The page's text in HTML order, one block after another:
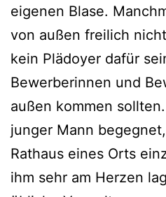
eigenen Blase.
von außen freilich
kein Plädoyer dafür
Bewerberinnen und
außen kommen
junger Mann
Rathaus eines Orts
ihm sehr am Herzen